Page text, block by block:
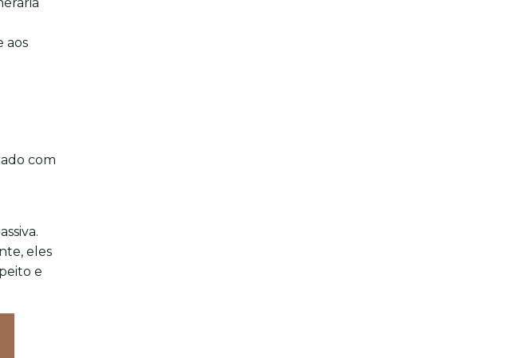
aos
com
eles
e